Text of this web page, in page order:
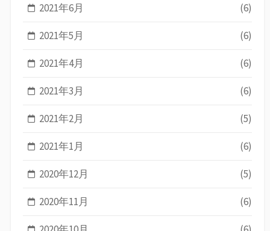
2021年6月 (6)
2021年5月 (6)
2021年4月 (6)
2021年3月 (6)
2021年2月 (5)
2021年1月 (6)
2020年12月 (5)
2020年11月 (6)